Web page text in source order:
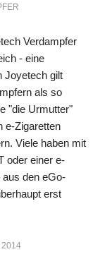
Verdampfer
- eine
Joyetech gilt
als so
"die Urmutter"
e-Zigaretten
Viele haben mit
oder einer e-
aus den eGo-
erst
2014